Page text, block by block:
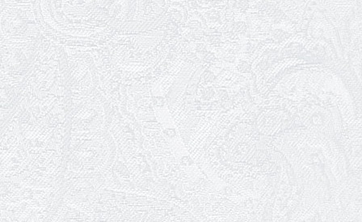
кольори однієї долі» Катерину Мись!
26.04.2026
З першою прем'єрою 2026 року!
25.04.2026
Трудовий ювілей Ауріки Ахметової
24.04.2026
З прем'єрою вистави «Божевільна
родина»!
02.04.2026